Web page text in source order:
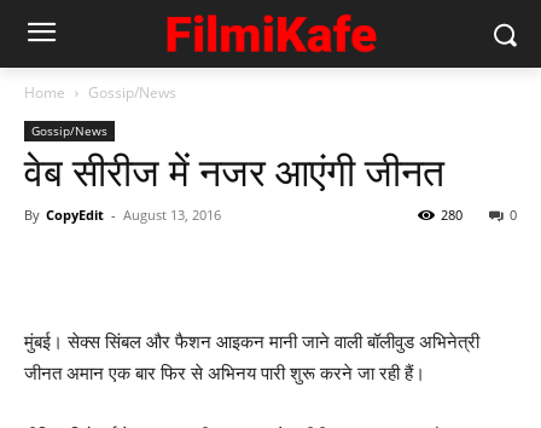
Home Gossip/News
Gossip/News
वेब सीरीज में नजर आएंगी जीनत
By CopyEdit - August 13, 2016 0
280
मुंबई। सेक्‍स सिंबल और फैशन आइकन मानी जाने वाली बॉलीवुड अभिनेत्री
जीनत अमान एक बार फिर से अभिनय पारी शुरू करने जा रही हैं।